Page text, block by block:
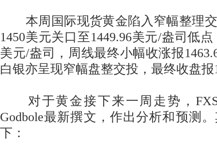
本周国际现货黄金陷入窄幅整理交
1450美元关口至1449.96美元/盎司低
美元/盎司，周线最终小幅收涨报
白银亦呈现窄幅盘整交投，最终收盘报
对于黄金接下来一周走势，
Godbole最新撰文，作出分析和预测
下：